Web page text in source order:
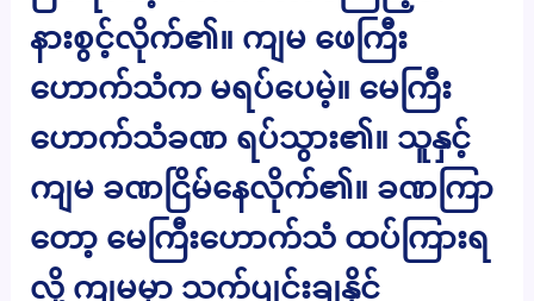
နားစွင့်လိုက်၏။ ကျမ ဖေကြီး
ဟောက်သံက မရပ်ပေမဲ့။ မေကြီး
ဟောက်သံခဏ ရပ်သွား၏။ သူနှင့်
ကျမ ခဏငြိမ်နေလိုက်၏။ ခဏကြာ
တော့ မေကြီးဟောက်သံ ထပ်ကြားရ
လို့ ကျမမှာ သက်ပျင်းချနိုင်